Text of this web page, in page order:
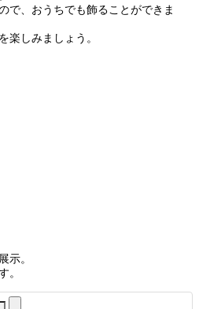
で、おうちでも飾ることができま
楽しみましょう。
示。
。